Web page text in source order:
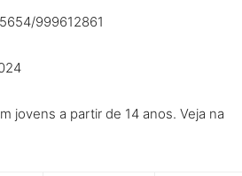
999612861
jovens a partir de 14 anos. Veja na